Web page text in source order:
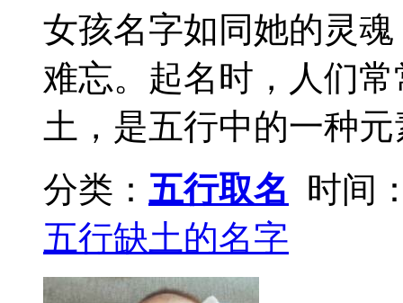
女孩名字如同她的灵
难忘。起名时，人们
土，是五行中的一种
分类： 五行取名 时间
五行缺土的名字